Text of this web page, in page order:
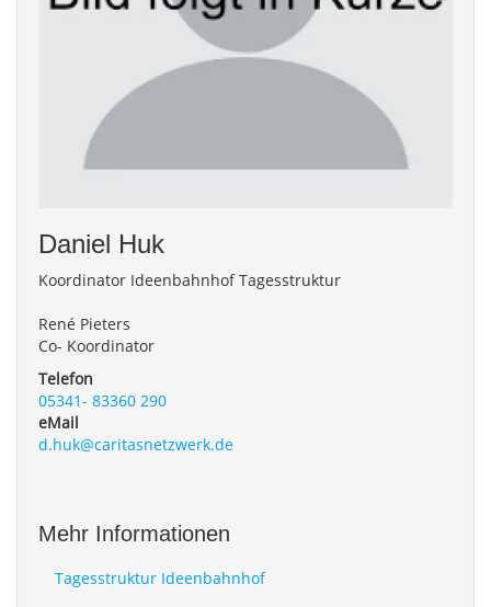
Daniel Huk
Koordinator Ideenbahnhof Tagesstruktur
René Pieters
Co- Koordinator
Telefon
05341- 83360 290
eMail
d.huk@caritasnetzwerk.de
Mehr Informationen
Tagesstruktur Ideenbahnhof